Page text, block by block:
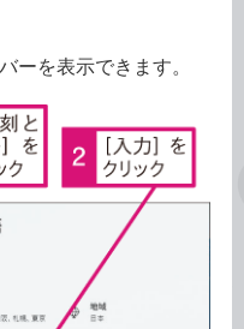
ーを表示できます。